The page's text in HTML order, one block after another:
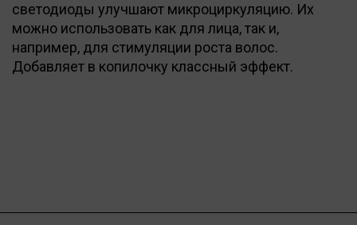
светодиоды улучшают микроциркуляцию. Их
можно использовать как для лица, так и,
например, для стимуляции роста волос.
Добавляет в копилочку классный эффект.